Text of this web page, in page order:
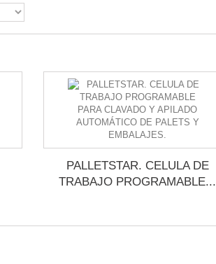
PALLETSTAR. CELULA DE
TRABAJO PROGRAMABLE...